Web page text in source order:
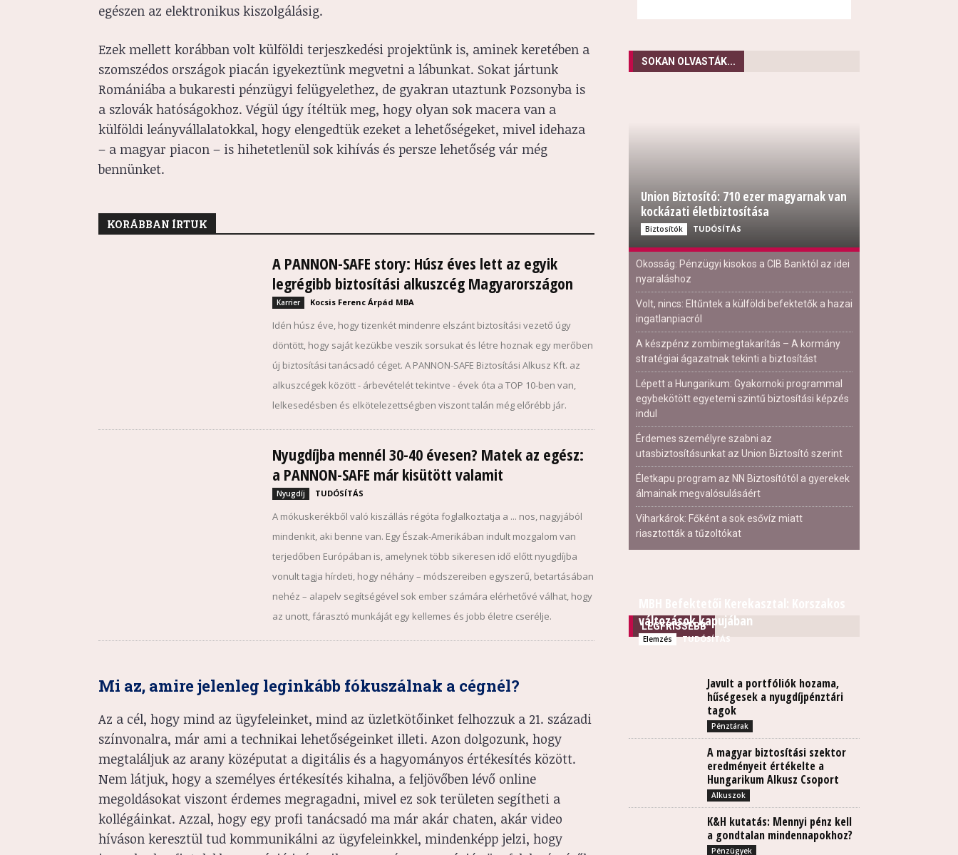
egészen az elektronikus kiszolgálásig.
Ezek mellett korábban volt külföldi terjeszkedési projektünk is, aminek keretében a
szomszédos országok piacán igyekeztünk megvetni a lábunkat. Sokat jártunk
Romániába a bukaresti pénzügyi felügyelethez, de gyakran utaztunk Pozsonyba is
a szlovák hatóságokhoz. Végül úgy ítéltük meg, hogy olyan sok macera van a
külföldi leányvállalatokkal, hogy elengedtük ezeket a lehetőségeket, mivel idehaza
– a magyar piacon – is hihetetlenül sok kihívás és persze lehetőség vár még
bennünket.
KORÁBBAN ÍRTUK
A PANNON-SAFE story: Húsz éves lett az egyik
legrégibb biztosítási alkuszcég Magyarországon
Karrier Kocsis Ferenc Árpád MBA
Idén húsz éve, hogy tizenkét mindenre elszánt biztosítási vezető úgy
döntött, hogy saját kezükbe veszik sorsukat és létre hoznak egy merőben
új biztosítási tanácsadó céget. A PANNON-SAFE Biztosítási Alkusz Kft. az
alkuszcégek között - árbevételét tekintve - évek óta a TOP 10-ben van,
lelkesedésben és elkötelezettségben viszont talán még előrébb jár.
Nyugdíjba mennél 30-40 évesen? Matek az egész:
a PANNON-SAFE már kisütött valamit
Nyugdíj TUDÓSÍTÁS
A mókuskerékből való kiszállás régóta foglalkoztatja a ... nos, nagyjából
mindenkit, aki benne van. Egy Észak-Amerikában indult mozgalom van
terjedőben Európában is, amelynek több sikeresen idő előtt nyugdíjba
vonult tagja hírdeti, hogy néhány – módszereiben egyszerű, betartásában
nehéz – alapelv segítségével sok ember számára elérhetővé válhat, hogy
az unott, fárasztó munkáját egy kellemes és jobb életre cserélje.
Mi az, amire jelenleg leginkább fókuszálnak a cégnél?
Az a cél, hogy mind az ügyfeleinket, mind az üzletkötőinket felhozzuk a 21. századi
színvonalra, már ami a technikai lehetőségeinket illeti. Azon dolgozunk, hogy
megtaláljuk az arany középutat a digitális és a hagyományos értékesítés között.
Nem látjuk, hogy a személyes értékesítés kihalna, a feljövőben lévő online
megoldásokat viszont érdemes megragadni, mivel ez sok területen segítheti a
kollégáinkat. Azzal, hogy egy profi tanácsadó ma már akár chaten, akár video
híváson keresztül tud kommunikálni az ügyfeleinkkel, mindenképp jelzi, hogy
SOKAN OLVASTÁK...
Union Biztosító: 710 ezer magyarnak van
kockázati életbiztosítása
Biztosítók TUDÓSÍTÁS
Okosság: Pénzügyi kisokos a CIB Banktól az idei
nyaraláshoz
Volt, nincs: Eltűntek a külföldi befektetők a hazai
ingatlanpiacról
A készpénz zombimegtakarítás – A kormány
stratégiai ágazatnak tekinti a biztosítást
Lépett a Hungarikum: Gyakornoki programmal
egybekötött egyetemi szintű biztosítási képzés
indul
Érdemes személyre szabni az
utasbiztosításunkat az Union Biztosító szerint
Életkapu program az NN Biztosítótól a gyerekek
álmainak megvalósulásáért
Viharkárok: Főként a sok esővíz miatt
riasztották a tűzoltókat
LEGFRISSEBB
változások kapujában
Elemzés TUDÓSÍTÁS
Javult a portfóliók hozama,
hűségesek a nyugdíjpénztári
tagok
Pénztárak
A magyar biztosítási szektor
eredményeit értékelte a
Hungarikum Alkusz Csoport
Alkuszok
K&H kutatás: Mennyi pénz kell
a gondtalan mindennapokhoz?
Pénzügyek